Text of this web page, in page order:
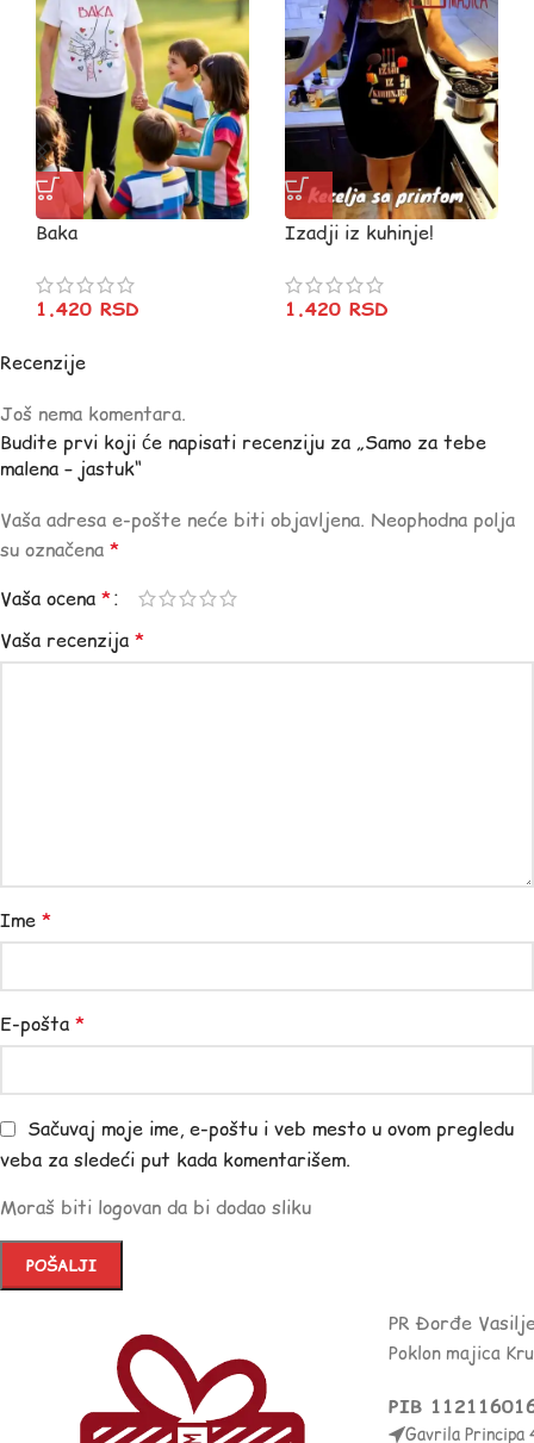
Baka
1.420 RSD
Izadji iz kuhinje!
1.420 RSD
Recenzije
Još nema komentara.
Budite prvi koji će napisati recenziju za „Samo za tebe
malena – jastuk“
Vaša adresa e-pošte neće biti objavljena. Neophodna polja
su označena *
Vaša ocena *
Vaša recenzija *
Ime *
E-pošta *
Sačuvaj moje ime, e-poštu i veb mesto u ovom pregledu
veba za sledeći put kada komentarišem.
Moraš biti logovan da bi dodao sliku
PR Đorđe
Poklon majica
PIB
Gavrila Principa